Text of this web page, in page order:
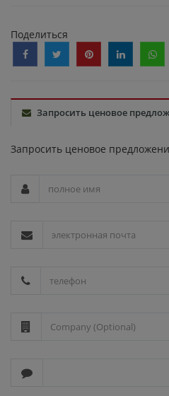
Поделиться
Запросить ценовое
Запросить ценовое